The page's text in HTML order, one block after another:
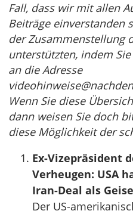
Fall, dass wir mit allen
Beiträge einverstanden
der Zusammenstellung
unterstützten, indem
an die Adresse
Wenn Sie diese
dann weisen Sie doch
diese Möglichkeit der
Ex-Vizepräsident
Verheugen: USA
Iran-Deal als
Der US-